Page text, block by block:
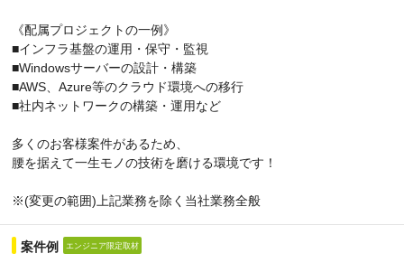
《配属プロジェクトの一例》
■インフラ基盤の運用・保守・監視
■Windowsサーバーの設計・構築
■AWS、Azure等のクラウド環境への移行
■社内ネットワークの構築・運用など
多くのお客様案件があるため、
腰を据えて一生モノの技術を磨ける環境です！
※(変更の範囲)上記業務を除く当社業務全般
案件例 エンジニア限定取材